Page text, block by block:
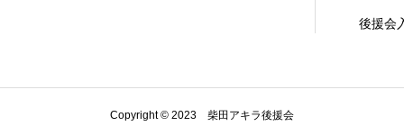
後援会
Copyright © 2023 柴田アキラ後援会